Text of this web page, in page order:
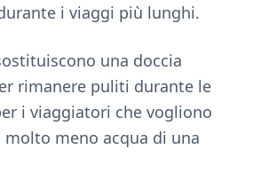
i viaggi più lunghi.
una doccia
rimanere puliti durante le
i viaggiatori che vogliono
meno acqua di una